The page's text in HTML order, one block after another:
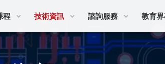
程 技術資訊 諮詢服務 教育